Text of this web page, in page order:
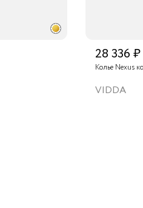
28 336 ₽
Колье Nexus
VIDDA